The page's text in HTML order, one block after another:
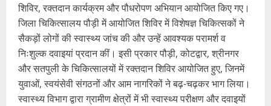
शिविर, रक्तदान कार्यक्रम और पौधरोपण अभियान आयोजित किए गए।
जिला चिकित्सालय पौड़ी में आयोजित शिविर में विशेषज्ञ चिकित्सकों ने
सैकड़ों लोगों की स्वास्थ्य जांच की और उन्हें आवश्यक परामर्श व
निःशुल्क दवाइयां प्रदान कीं। इसी प्रकार पौड़ी, कोटद्वार, श्रीनगर
और सतपुली के चिकित्सालयों में रक्तदान शिविर आयोजित हुए, जिनमें
युवाओं, स्वयंसेवी संगठनों और आम नागरिकों ने बढ़-चढ़कर भाग लिया।
स्वास्थ्य विभाग द्वारा ग्रामीण क्षेत्रों में भी स्वास्थ्य परीक्षण और दवाइयों